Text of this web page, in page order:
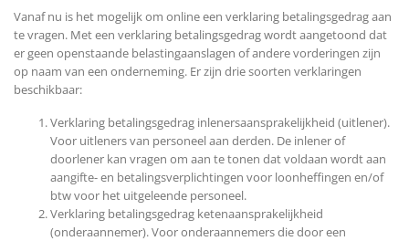
Vanaf nu is het mogelijk om online een verklaring betalingsgedrag aan
te vragen. Met een verklaring betalingsgedrag wordt aangetoond dat
er geen openstaande belastingaanslagen of andere vorderingen zijn
op naam van een onderneming. Er zijn drie soorten verklaringen
beschikbaar:
Verklaring betalingsgedrag inlenersaansprakelijkheid (uitlener).
Voor uitleners van personeel aan derden. De inlener of
doorlener kan vragen om aan te tonen dat voldaan wordt aan
aangifte- en betalingsverplichtingen voor loonheffingen en/of
btw voor het uitgeleende personeel.
Verklaring betalingsgedrag ketenaansprakelijkheid
(onderaannemer). Voor onderaannemers die door een